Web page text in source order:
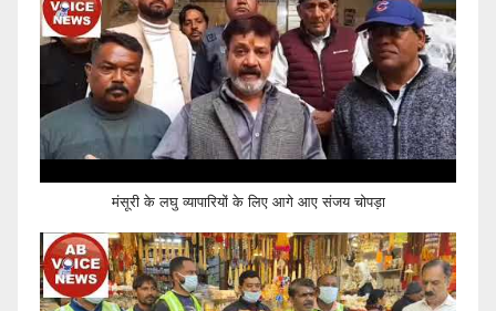
मंसूरी के लघु व्यापारियों के लिए आगे आए संजय चोपड़ा